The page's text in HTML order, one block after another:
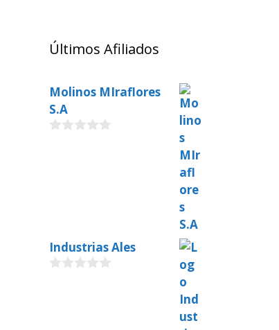
Últimos Afiliados
Molinos MIraflores
S.A
Industrias Ales